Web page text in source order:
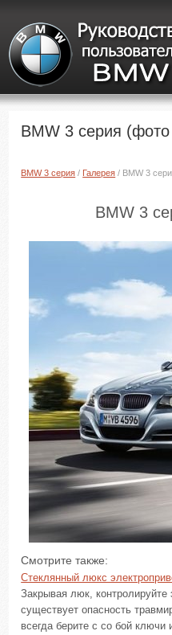
BMW 3 серия
BMW 3 серия / Галерея / BMW 3
BMW 3
Смотрите также:
Стеклянный люкс
Закрывая люк, контролируйте
существует опасность
всегда берите с со бой ключи